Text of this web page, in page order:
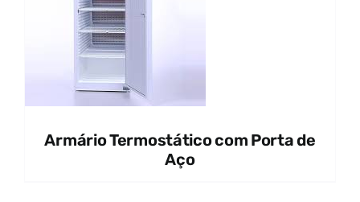
Armário Termostático com Porta de
Aço